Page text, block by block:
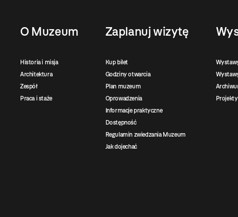
O Muzeum
Historia i misja
Architektura
Zespół
Praca i staże
Zaplanuj wizytę
Kup bilet
Godziny otwarcia
Plan muzeum
Oprowadzenia
Informacje praktyczne
Dostępność
Regulamin zwiedzania Muzeum
Jak dojechać
Projekty